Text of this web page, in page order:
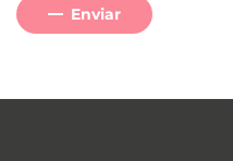
Enviar